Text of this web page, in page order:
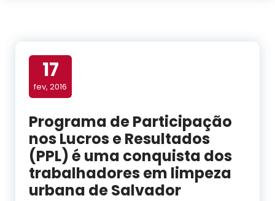
17
fev, 2016
Programa de Participação
nos Lucros e Resultados
(PPL) é uma conquista dos
trabalhadores em limpeza
urbana de Salvador